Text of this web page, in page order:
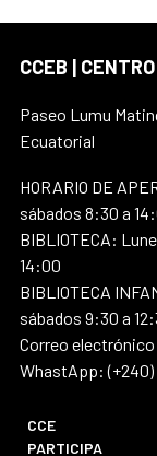
CCEB |
Paseo Lumu
Ecuatorial
HORARIO DE
sábados 8:30 a
BIBLIOTECA:
14:00
BIBLIOTECA
sábados 9:30 a
Correo
WhastApp: (+240)
CCE
PARTICIPA